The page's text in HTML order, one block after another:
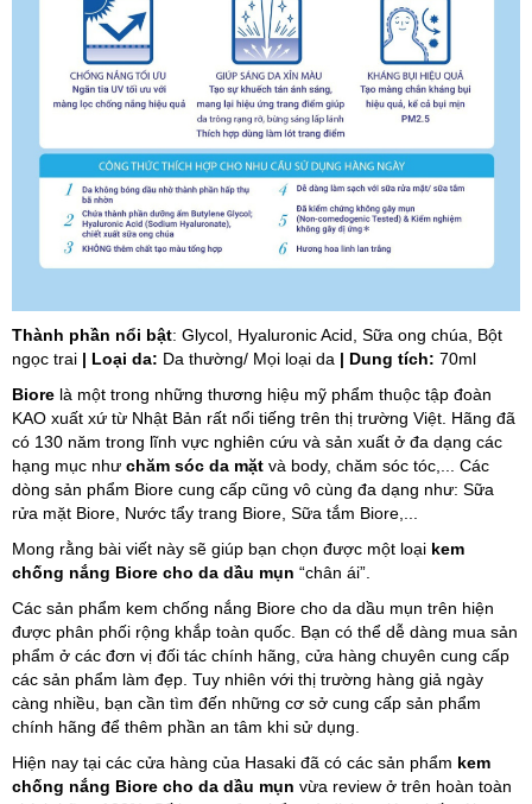
Thành phần nổi bật: Glycol, Hyaluronic Acid, Sữa ong chúa, Bột
ngọc trai | Loại da: Da thường/ Mọi loại da | Dung tích: 70ml
Biore là một trong những thương hiệu mỹ phẩm thuộc tập đoàn
KAO xuất xứ từ Nhật Bản rất nổi tiếng trên thị trường Việt. Hãng đã
có 130 năm trong lĩnh vực nghiên cứu và sản xuất ở đa dạng các
hạng mục như chăm sóc da mặt và body, chăm sóc tóc,... Các
dòng sản phẩm Biore cung cấp cũng vô cùng đa dạng như: Sữa
rửa mặt Biore, Nước tẩy trang Biore, Sữa tắm Biore,...
Mong rằng bài viết này sẽ giúp bạn chọn được một loại kem
chống nắng Biore cho da dầu mụn “chân ái”.
Các sản phẩm kem chống nắng Biore cho da dầu mụn trên hiện
được phân phối rộng khắp toàn quốc. Bạn có thể dễ dàng mua sản
phẩm ở các đơn vị đối tác chính hãng, cửa hàng chuyên cung cấp
các sản phẩm làm đẹp. Tuy nhiên với thị trường hàng giả ngày
càng nhiều, bạn cần tìm đến những cơ sở cung cấp sản phẩm
chính hãng để thêm phần an tâm khi sử dụng.
Hiện nay tại các cửa hàng của Hasaki đã có các sản phẩm kem
chống nắng Biore cho da dầu mụn vừa review ở trên hoàn toàn